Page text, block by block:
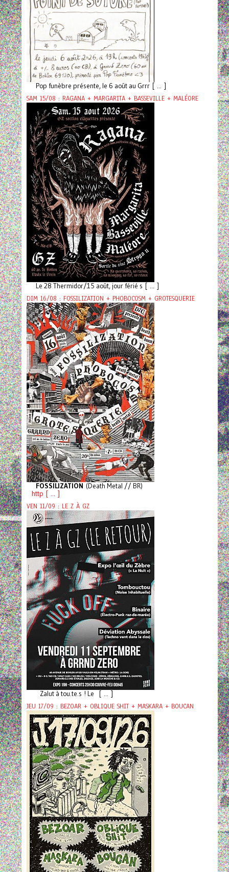
Pop funèbre présente, le 6 août au Grrr [ ... ]
SAM 15/08 : RAGANA + MARGARITA + BASSEVILLE + MALÉORE
Le 28 Thermidor/15 août, jour férié s [ ... ]
DIM 16/08 : FOSSILIZATION + PHOBOCOSM + GROTESQUERIE
FOSSILIZATION (Death Metal // BR)
http [ ... ]
VEN 11/09 : LE Z À GZ
Zalut à tou.te.s ! Le [ ... ]
JEU 17/09 : BEZOAR + OBLIQUE SHIT + MASKARA + BOUCAN